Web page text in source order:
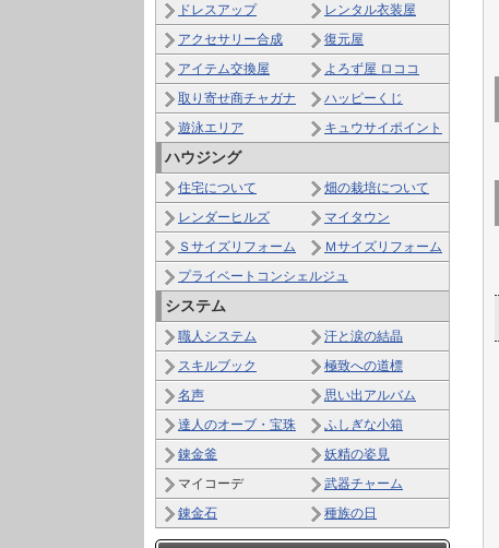
ドレスアップ
レンタル衣装屋
アクセサリー合成
復元屋
アイテム交換屋
よろず屋 ロココ
取り寄せ商チャガナ
ハッピーくじ
遊泳エリア
キュウサイポイント
ハウジング
住宅について
畑の栽培について
レンダーヒルズ
マイタウン
Ｓサイズリフォーム
Ｍサイズリフォーム
プライベートコンシェルジュ
システム
職人システム
汗と涙の結晶
スキルブック
極致への道標
名声
思い出アルバム
達人のオーブ・宝珠
ふしぎな小箱
錬金釜
妖精の姿見
マイコーデ
武器チャーム
錬金石
種族の日